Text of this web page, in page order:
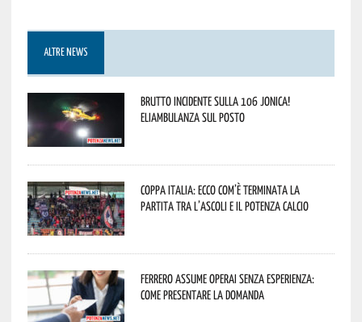
ALTRE NEWS
Brutto incidente sulla 106 Jonica!
Eliambulanza sul posto
Coppa Italia: ecco com’è terminata la
partita tra l’Ascoli e il Potenza Calcio
Ferrero assume operai senza esperienza:
come presentare la domanda